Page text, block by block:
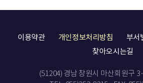
이용약관 개인정보처리방침 부서
찾아오시는길
(51204) 경남 창원시 마산회원구